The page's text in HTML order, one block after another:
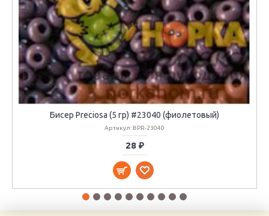
Бисер Preciosa (5 гр) #23040 (фиолетовый)
Артикул: BPR-23040
28 ₽